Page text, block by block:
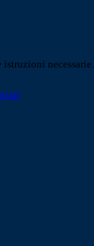
necessarie.